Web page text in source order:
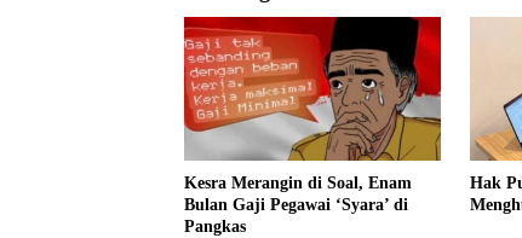
Kesra Merangin di Soal, Enam
Bulan Gaji Pegawai ‘Syara’ di
Pangkas
Hak